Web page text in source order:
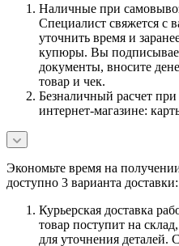
Наличные при
Специалист свяжется с
уточнить время и
купюры. Вы
документы, вносите
товар и чек.
Безналичный расчет
интернет-магазине:
Экономьте время на
доступно 3 варианта доставки:
Курьерская доставка
товар поступит на
для уточнения деталей.